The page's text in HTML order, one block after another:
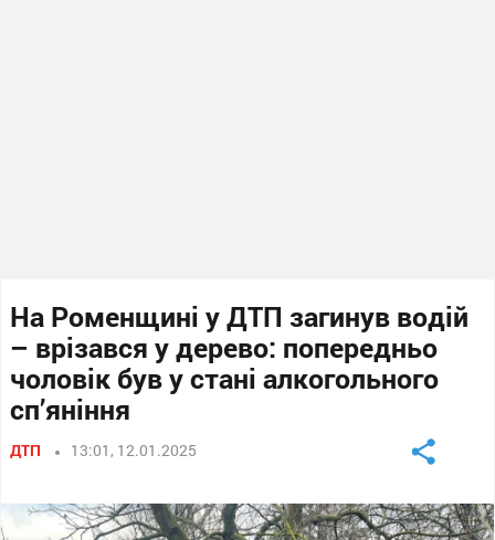
На Роменщині у ДТП загинув водій
– врізався у дерево: попередньо
чоловік був у стані алкогольного
сп’яніння
ДТП 13:01, 12.01.2025